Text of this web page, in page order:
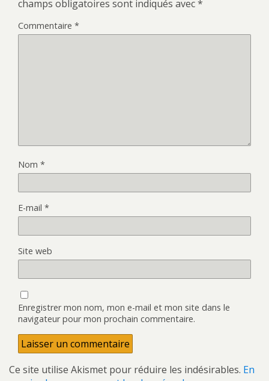
champs obligatoires sont indiqués avec*
Commentaire *
Nom *
E-mail *
Site web
Enregistrer mon nom, mon e-mail et mon site dans le
navigateur pour mon prochain commentaire.
Ce site utilise Akismet pour réduire les indésirables. En